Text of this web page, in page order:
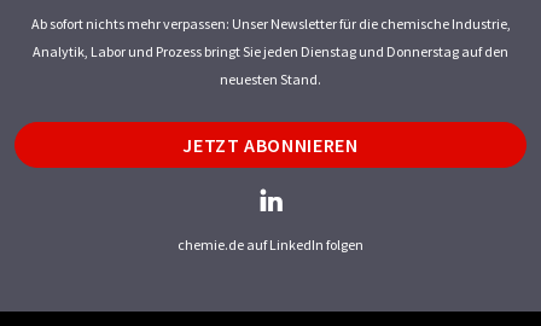
Ab sofort nichts mehr verpassen: Unser Newsletter für die chemische Industrie,
Analytik, Labor und Prozess bringt Sie jeden Dienstag und Donnerstag auf den
neuesten Stand.
JETZT ABONNIEREN
chemie.de auf LinkedIn folgen